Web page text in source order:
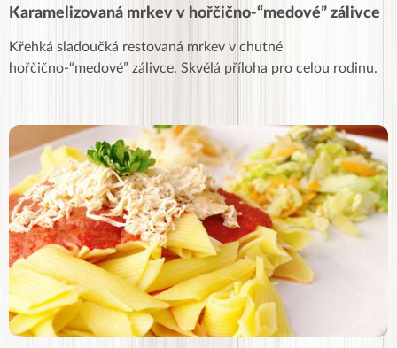
Karamelizovaná mrkev v hořčično-“medové” zálivce
Křehká slaďoučká restovaná mrkev v chutné
hořčično-“medové” zálivce. Skvělá příloha pro celou rodinu.